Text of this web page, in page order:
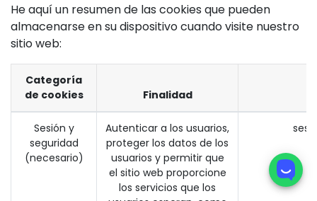
He aquí un resumen de las cookies que pueden
almacenarse en su dispositivo cuando visite nuestro
sitio web:
Categoría
de cookies
Finalidad
Sesión y
seguridad
(necesario)
Autenticar a los usuarios,
proteger los datos de los
usuarios y permitir que
el sitio web proporcione
los servicios que los